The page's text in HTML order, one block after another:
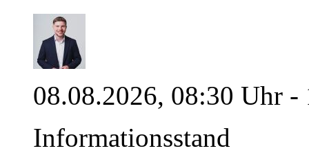
08.08.2026, 08:30 Uhr -
Informationsstand